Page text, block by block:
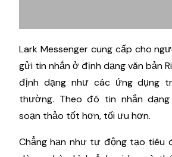
Lark Messenger cung cấp cho
gửi tin nhắn ở định dạng văn bản
định dạng như các ứng dụng
thường. Theo đó tin nhắn
soạn thảo tốt hơn, tối ưu hơn.
Chẳng hạn như tự động tạo tiêu